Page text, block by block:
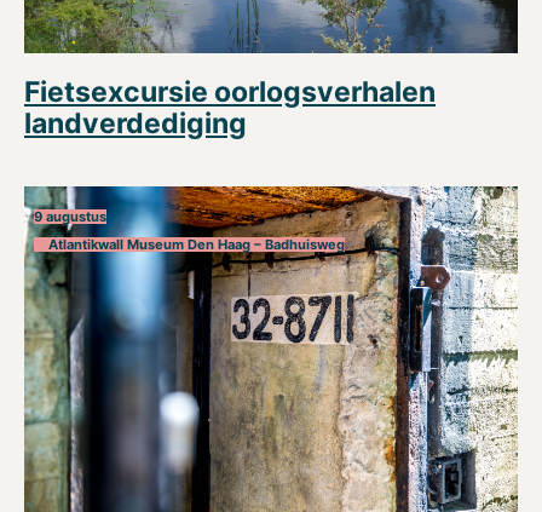
Fietsexcursie oorlogsverhalen
landverdediging
9 augustus
Atlantikwall Museum Den Haag – Badhuisweg